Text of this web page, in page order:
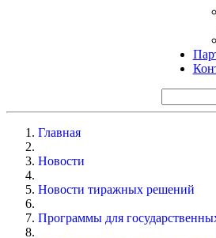
Главная
Новости
Новости тиражных решений
Программы для